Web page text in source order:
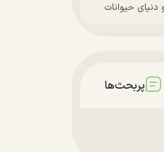
حیوانات
پربحث‌ها